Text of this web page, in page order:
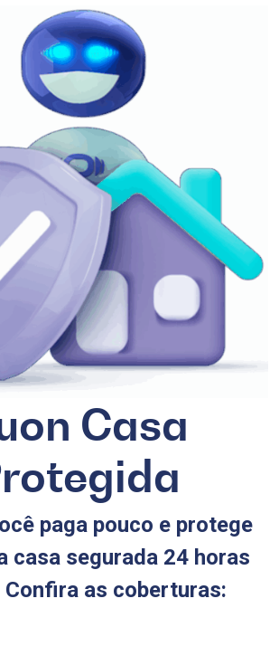
Casa
paga pouco e protege
casa segurada 24 horas
Confira as coberturas: